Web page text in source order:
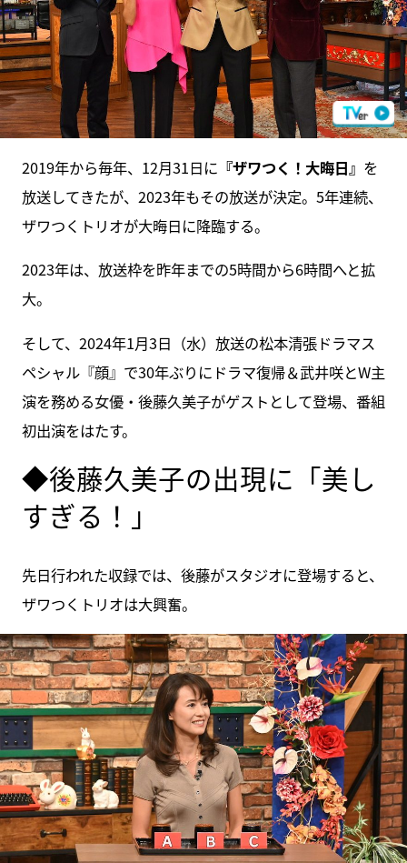
2019年から毎年、12月31日に 『ザワつく！大晦日』 を
放送してきたが、2023年もその放送が決定。5年連続、
ザワつくトリオが大晦日に降臨する。
2023年は、放送枠を昨年までの5時間から6時間へと拡
大。
そして、2024年1月3日（水）放送の松本清張ドラマス
ペシャル『顔』で30年ぶりにドラマ復帰＆武井咲とW主
演を務める女優・後藤久美子がゲストとして登場、番組
初出演をはたす。
◆後藤久美子の出現に「美し
すぎる！」
先日行われた収録では、後藤がスタジオに登場すると、
ザワつくトリオは大興奮。